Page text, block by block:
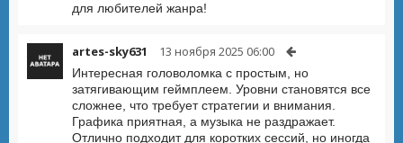
для любителей жанра!
artes-sky631 13 ноября 2025 06:00
Интересная головоломка с простым, но
затягивающим геймплеем. Уровни становятся все
сложнее, что требует стратегии и внимания.
Графика приятная, а музыка не раздражает.
Отлично подходит для коротких сессий, но иногда